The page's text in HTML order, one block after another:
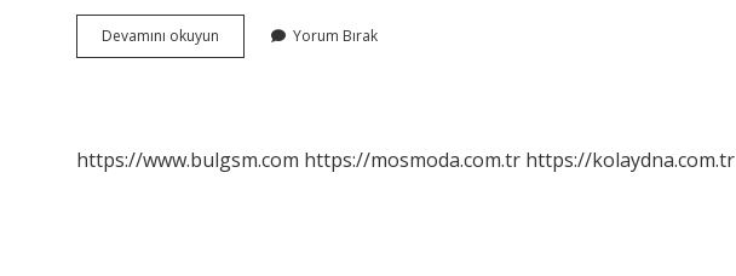
Devamını okuyun Binance
Ortalama
Yorum Bırak
https://www.bulgsm.com https://mosmoda.com.tr https://kolaydna.com.tr